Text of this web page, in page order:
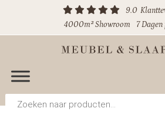
9.0
4000m² Showroom
7
Producten
zoeken